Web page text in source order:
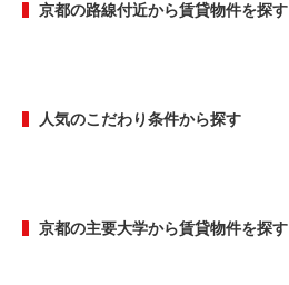
京都の路線付近から賃貸物件を探す
人気のこだわり条件から探す
京都の主要大学から賃貸物件を探す